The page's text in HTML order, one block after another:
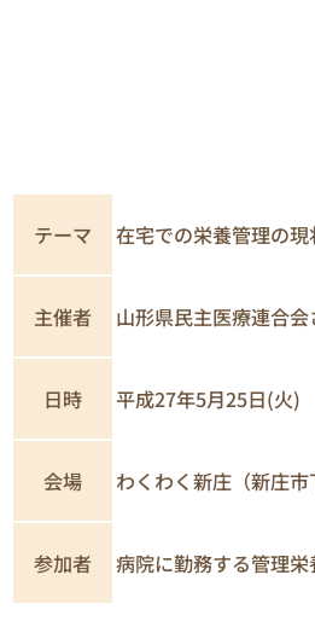
テーマ 在宅での栄養管理の
主催者 山形県民主医療連合会
日時 平成27年5月25日(火
会場 わくわく新庄（新庄市
参加者 病院に勤務する管理